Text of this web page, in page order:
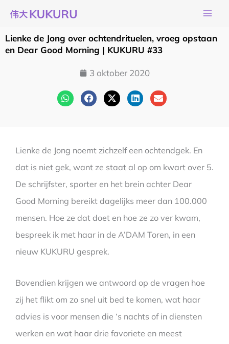
naar
de
inhoud
Lienke de Jong over ochtendrituelen, vroeg opstaan
en Dear Good Morning | KUKURU #33
3 oktober 2020
Lienke de Jong noemt zichzelf een ochtendgek. En
dat is niet gek, want ze staat al op om kwart over 5.
De schrijfster, sporter en het brein achter Dear
Good Morning bereikt dagelijks meer dan 100.000
mensen. Hoe ze dat doet en hoe ze zo ver kwam,
bespreek ik met haar in de A’DAM Toren, in een
nieuw KUKURU gesprek.
Bovendien krijgen we antwoord op de vragen hoe
zij het flikt om zo snel uit bed te komen, wat haar
advies is voor mensen die ‘s nachts of in diensten
werken en wat haar drie favoriete en meest